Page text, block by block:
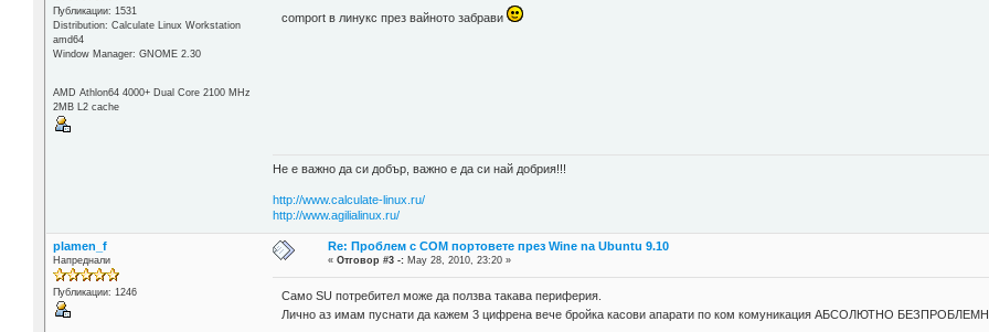
Публикации: 1531
Distribution: Calculate Linux Workstation
amd64
Window Manager: GNOME 2.30
AMD Athlon64 4000+ Dual Core 2100 MHz
2MB L2 cache
comport в линукс през вайното забрави
Не е важно да си добър, важно е да си най добрия!!!
http://www.calculate-linux.ru/
http://www.agilialinux.ru/
plamen_f
Напреднали
Публикации: 1246
Re: Проблем с COM портовете през Wine na Ubuntu 9.10
«Отговор #3 -: May 28, 2010, 23:20 »
Само SU потребител може да ползва такава периферия.
Лично аз имам пуснати да кажем 3 цифрена вече бройка касови апарати по ком комуникация АБСОЛЮТНО